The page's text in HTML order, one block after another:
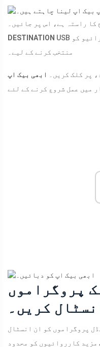
DESTINATION USB فلیش ڈرائیو یا بیرونی ہارڈ ڈرائیو کو
منتخب کرنے کے لیے۔
ابھی بیک اپ
پروگراموں
کریں۔
پروگراموں کو ان انسٹال
مزید کارروائیوں کو محدود